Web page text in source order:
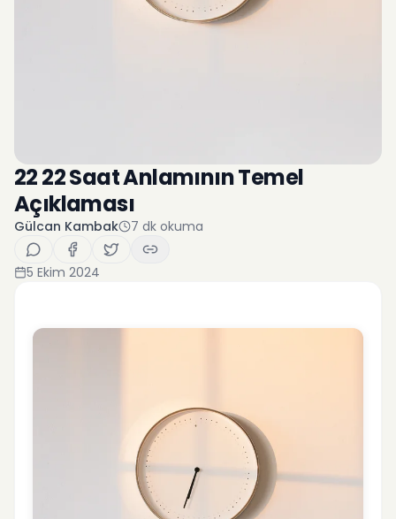
22 22 Saat Anlamının Temel
Açıklaması
Gülcan Kambak 7 dk okuma
5 Ekim 2024